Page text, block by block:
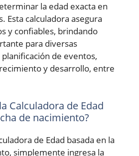
la edad exacta en
Esta calculadora asegura
y confiables, brindando
para diversas
de eventos,
y desarrollo, entre
Calculadora de Edad
de nacimiento?
de Edad basada en la
simplemente ingresa la